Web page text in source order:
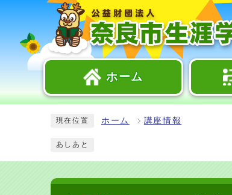
ホーム
現在位置 ホーム 講座情報
あしあと